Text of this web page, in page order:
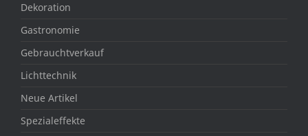
Dekoration
Gastronomie
Gebrauchtverkauf
Lichttechnik
Neue Artikel
Spezialeffekte